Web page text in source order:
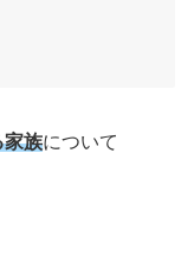
家族について